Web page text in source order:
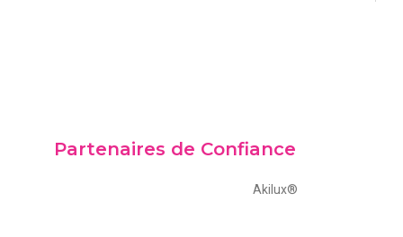
Partenaires de Confiance
Akilux®